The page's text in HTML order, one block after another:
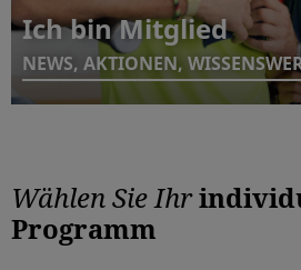
Ich bin Mitglied
NEWS, AKTIONEN,
Wählen Sie Ihr
Programm